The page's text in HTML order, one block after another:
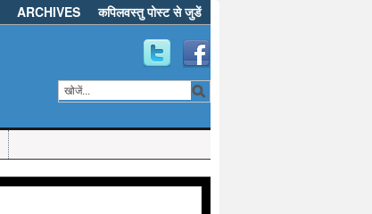
ARCHIVES कपिलवस्तु पोस्ट से जुडें